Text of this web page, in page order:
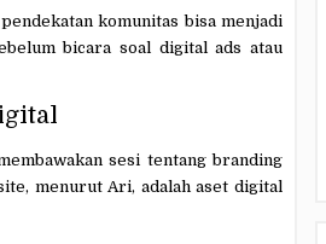
komunitas bisa menjadi
bicara soal digital ads atau
sesi tentang branding
menurut Ari, adalah aset digital